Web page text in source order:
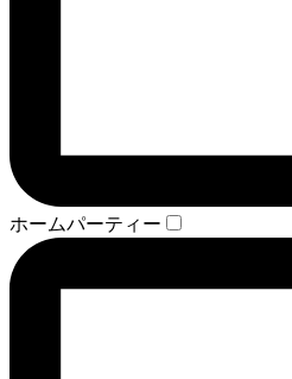
ホームパーティー